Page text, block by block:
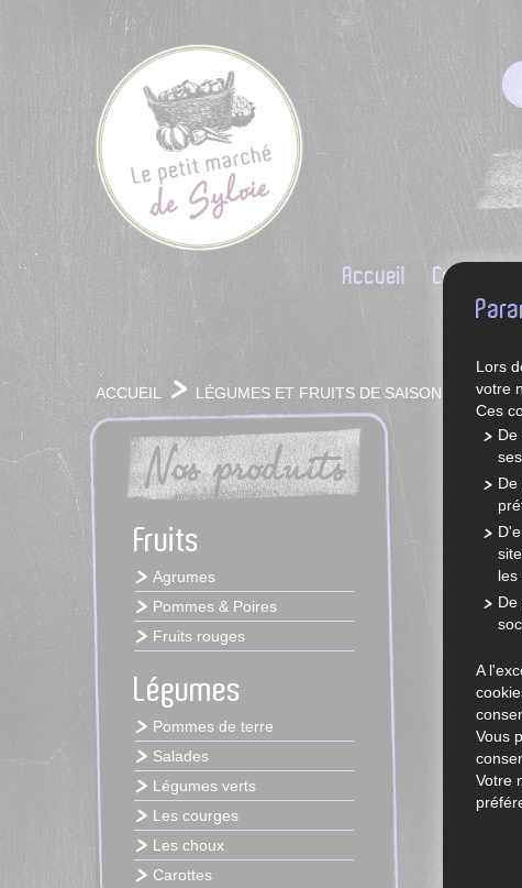
Accueil Concept
ACCUEIL LÉGUMES ET FRUITS DE SAISON
Nos produits
Fruits
Agrumes
Pommes & Poires
Fruits rouges
Légumes
Pommes de terre
Salades
Légumes verts
Les courges
Les choux
Carottes
Lors
votre
Ces
De
De
les
De
A
Vous
Votre